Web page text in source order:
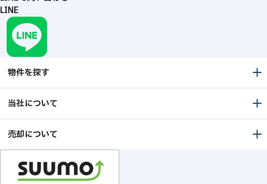
LINE
物件を探す
当社について
売却について